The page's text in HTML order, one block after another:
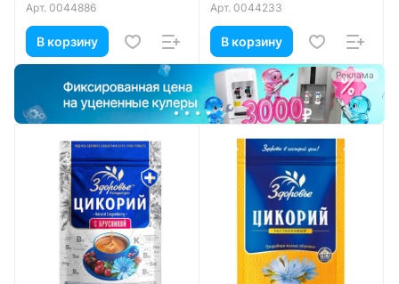
Арт. 0044886
В корзину
Реклама
Арт. 0044233
В корзину